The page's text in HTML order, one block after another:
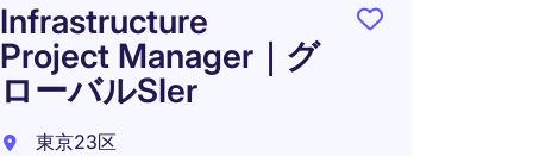
Infrastructure
Project Manager｜グ
ローバルSIer
東京23区